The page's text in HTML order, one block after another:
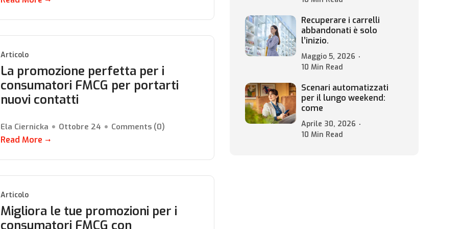
Articolo
La promozione perfetta per i
consumatori FMCG per portarti
nuovi contatti
Ela Ciernicka Ottobre 24 Comments (0)
Read More
Articolo
Migliora le tue promozioni per i
consumatori FMCG con
Recuperare i carrelli
abbandonati è solo
l’inizio.
Maggio 5, 2026
10 Min Read
Scenari automatizzati
per il lungo weekend:
come
Aprile 30, 2026
10 Min Read